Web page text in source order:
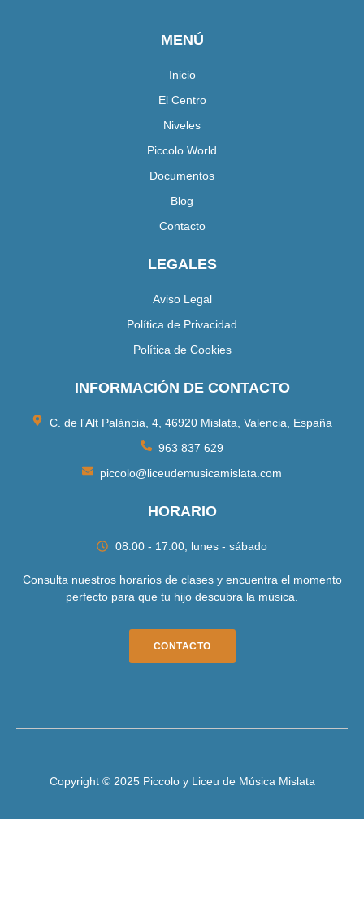
MENÚ
Inicio
El Centro
Niveles
Piccolo World
Documentos
Blog
Contacto
LEGALES
Aviso Legal
Política de Privacidad
Política de Cookies
INFORMACIÓN DE CONTACTO
C. de l'Alt Palància, 4, 46920 Mislata, Valencia, España
963 837 629
piccolo@liceudemusicamislata.com
HORARIO
08.00 - 17.00, lunes - sábado
Consulta nuestros horarios de clases y encuentra el momento
perfecto para que tu hijo descubra la música.
CONTACTO
Copyright © 2025 Piccolo y Liceu de Música Mislata